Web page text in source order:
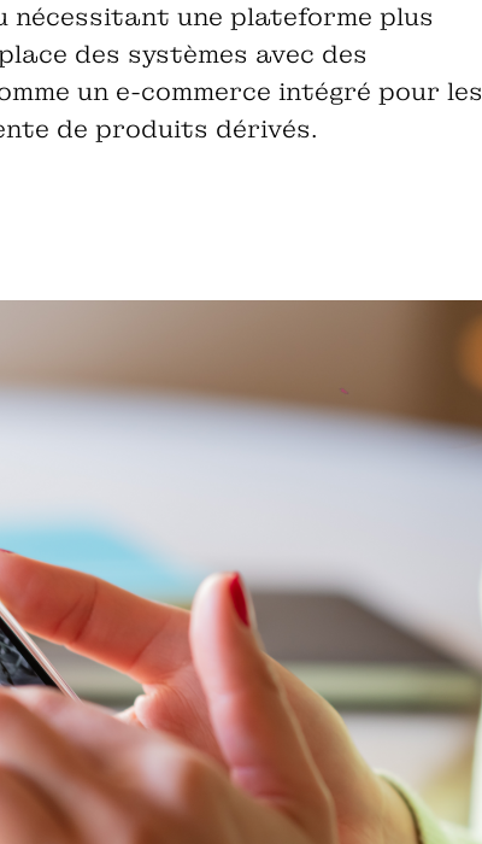
nécessitant une plateforme plus
des systèmes avec des
un e-commerce intégré pour les
de produits dérivés.